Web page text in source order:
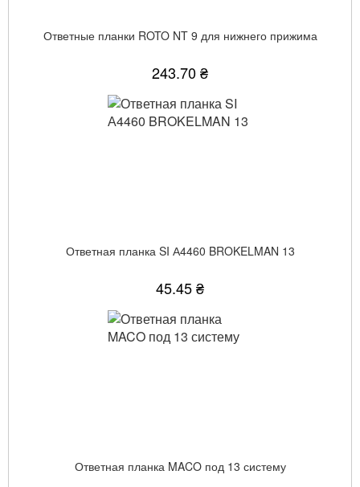
Ответные планки ROTO NT 9 для нижнего прижима
243.70 ₴
Ответная планка SI А4460 BROKELMAN 13
45.45 ₴
Ответная планка MACO под 13 систему